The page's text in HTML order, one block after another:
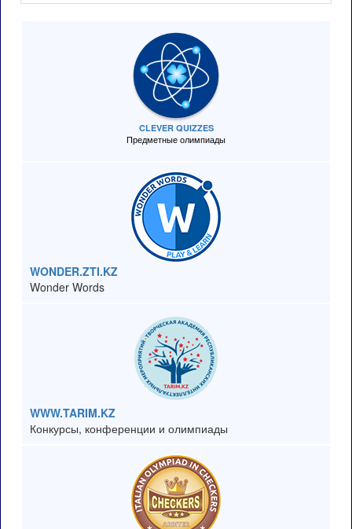
CLEVER QUIZZES
Предметные олимпиады
WONDER.ZTI.KZ
Wonder Words
WWW.TARIM.KZ
Конкурсы, конференции и олимпиады